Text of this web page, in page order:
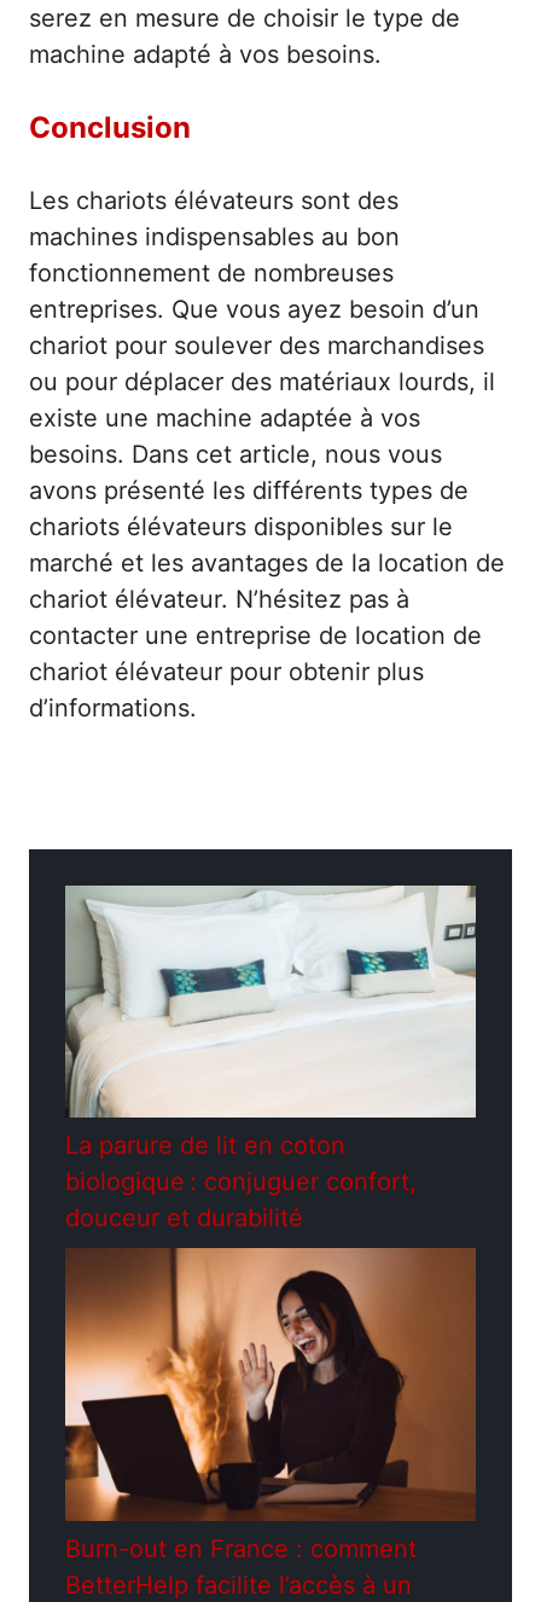
serez en mesure de choisir le type de
machine adapté à vos besoins.
Conclusion
Les chariots élévateurs sont des
machines indispensables au bon
fonctionnement de nombreuses
entreprises. Que vous ayez besoin d’un
chariot pour soulever des marchandises
ou pour déplacer des matériaux lourds, il
existe une machine adaptée à vos
besoins. Dans cet article, nous vous
avons présenté les différents types de
chariots élévateurs disponibles sur le
marché et les avantages de la location de
chariot élévateur. N’hésitez pas à
contacter une entreprise de location de
chariot élévateur pour obtenir plus
d’informations.
La parure de lit en coton
biologique : conjuguer confort,
douceur et durabilité
Burn-out en France : comment
BetterHelp facilite l’accès à un